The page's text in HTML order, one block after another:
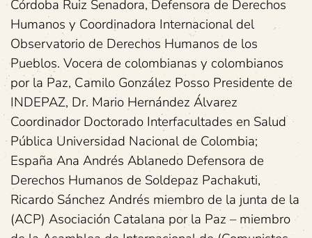
Córdoba Ruiz Senadora, Defensora de Derechos
Humanos y Coordinadora Internacional del
Observatorio de Derechos Humanos de los
Pueblos. Vocera de colombianas y colombianos
por la Paz, Camilo González Posso Presidente de
INDEPAZ, Dr. Mario Hernández Álvarez
Coordinador Doctorado Interfacultades en Salud
Pública Universidad Nacional de Colombia;
España Ana Andrés Ablanedo Defensora de
Derechos Humanos de Soldepaz Pachakuti,
Ricardo Sánchez Andrés miembro de la junta de la
(ACP) Asociación Catalana por la Paz – miembro